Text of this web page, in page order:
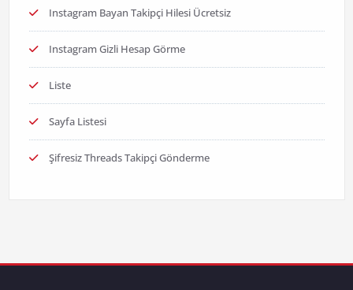
Instagram Bayan Takipçi Hilesi Ücretsiz
Instagram Gizli Hesap Görme
Liste
Sayfa Listesi
Şifresiz Threads Takipçi Gönderme